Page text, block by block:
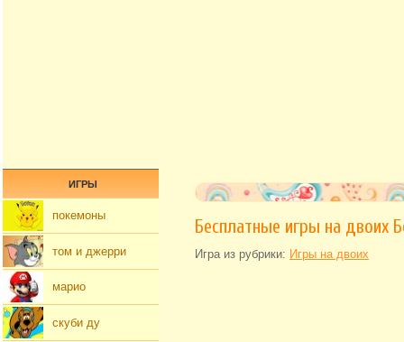
Бесплатные игры на двоих
Игра из рубрики: Игры на двоих
ИГРЫ
покемоны
том и джерри
марио
скуби ду